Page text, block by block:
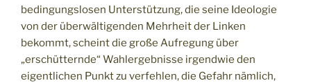
bedingungslosen Unterstützung, die seine Ideologie
von der überwältigenden Mehrheit der Linken
bekommt, scheint die große Aufregung über
„erschütternde“ Wahlergebnisse irgendwie den
eigentlichen Punkt zu verfehlen, die Gefahr nämlich,